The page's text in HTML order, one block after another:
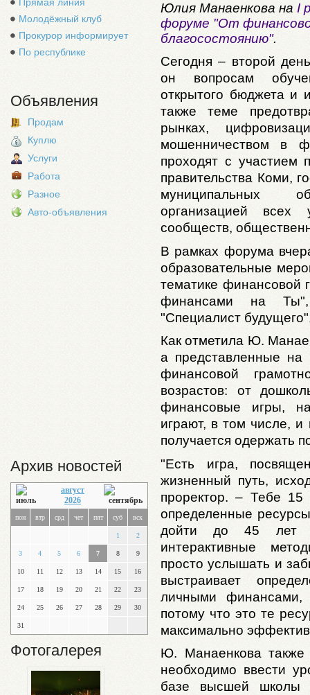
Молодёжный клуб
Прокурор информирует
По республике
Объявления
Продам
Куплю
Услуги
Работа
Разное
Авто-объявления
Архив новостей
август
2026
пон втр срд чет пят суб вск
1 2
3 4 5 6 7 8 9
10 11 12 13 14 15 16
17 18 19 20 21 22 23
24 25 26 27 28 29 30
31
Фотогалерея
Юлия Манаенкова на I
форуме "От
благосостоянию".
Сегодня – второй
он вопросам
открытого бюджета и
также теме
рынках,
мошенничеством в
проходят с участием
правительства Коми,
муниципальных
организацией всех
сообществ,
В рамках форума
образовательные
тематике финансовой
финансами на
"Специалист
Как отметила Ю.
а представленные
финансовой
возрастов: от
финансовые игры,
играют, в том числе,
получается одержать
"Есть игра,
жизненный путь,
проректор. – Тебе 15
определенные
дойти до 45 лет
интерактивные
просто услышать и
выстраивает
личными финансами,
потому что это те
максимально
Ю. Манаенкова также
необходимо ввести
базе высшей школы